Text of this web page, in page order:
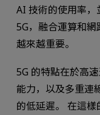
AI 技術的使用率
5G，融合運算和
越來越重要。
5G 的特點在於高
能力，以及多重連
的低延遲。 在這